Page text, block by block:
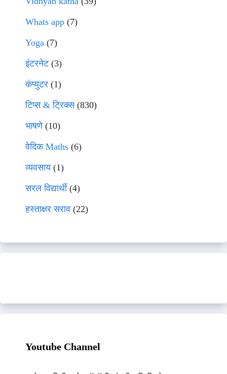
Whats app (7)
Yoga (7)
इंटरनेट(3)
कंप्युटर (1)
टिप्स & ट्रिक्स(830)
भाषणे(10)
वेदिक Maths (6)
व्यवसाय(1)
सरल विद्यार्थी(4)
हस्ताक्षर सराव (22)
Youtube Channel